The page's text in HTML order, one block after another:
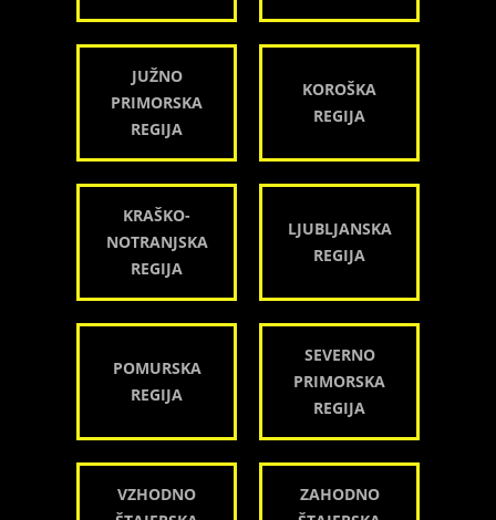
JUŽNO
PRIMORSKA
REGIJA
KOROŠKA
REGIJA
KRAŠKO-
NOTRANJSKA
REGIJA
LJUBLJANSKA
REGIJA
POMURSKA
REGIJA
SEVERNO
PRIMORSKA
REGIJA
VZHODNO
ZAHODNO